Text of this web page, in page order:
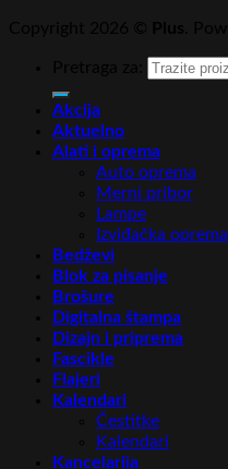
Akcija
Aktuelno
Alati i oprema
Auto oprema
Merni pribor
Lampe
Izviđačka oprema
Bedževi
Blok za pisanje
Brošure
Digitalna štampa
Dizajn i priprema
Fascikle
Flajeri
Kalendari
Čestitke
Kalendari
Kancelarija